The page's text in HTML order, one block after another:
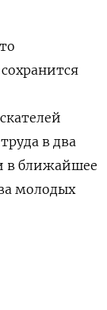
в два
в ближайшее
молодых